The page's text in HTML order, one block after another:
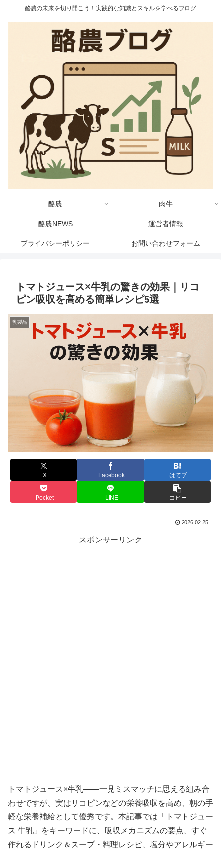
酪農の未来を切り開こう！実践的な知識とスキルを学べるブログ
酪農 肉牛
酪農NEWS 運営者情報
プライバシーポリシー お問い合わせフォーム
トマトジュース×牛乳の驚きの効果｜リコ
ピン吸収を高める簡単レシピ5選
乳製品
X Facebook はてブ
Pocket LINE コピー
2026.02.25
スポンサーリンク
トマトジュース×牛乳――一見ミスマッチに思える組み合
わせですが、実はリコピンなどの栄養吸収を高め、朝の手
軽な栄養補給として優秀です。本記事では「トマトジュー
ス 牛乳」をキーワードに、吸収メカニズムの要点、すぐ
作れるドリンク＆スープ・料理レシピ、塩分やアレルギー